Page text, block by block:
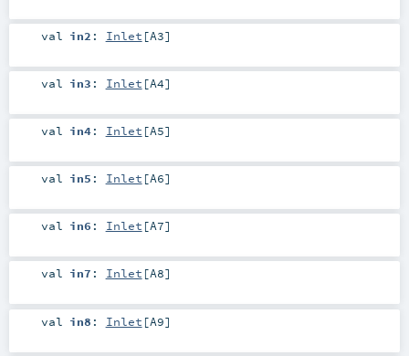
val in2 : Inlet [A3]
val in3 : Inlet [A4]
val in4: Inlet [A5]
val in5 : Inlet [A6]
val in6 : Inlet [A7]
val in7 : Inlet [A8]
val in8 : Inlet [A9]